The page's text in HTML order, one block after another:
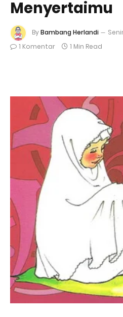
Menyertaimu
ByBambang Herlandi
1 Komentar
1 Min Read